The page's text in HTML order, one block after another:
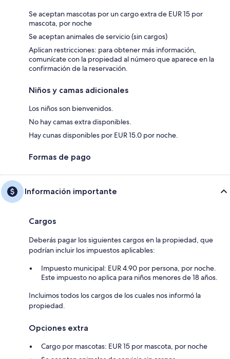
Se aceptan mascotas por un cargo extra de EUR 15 por
mascota, por noche
Se aceptan animales de servicio (sin cargos)
Aplican restricciones: para obtener más información,
comunícate con la propiedad al número que aparece en la
confirmación de la reservación.
Niños y camas adicionales
Los niños son bienvenidos.
No hay camas extra disponibles.
Hay cunas disponibles por EUR 15.0 por noche.
Formas de pago
Información importante
Cargos
Deberás pagar los siguientes cargos en la propiedad, que
podrían incluir los impuestos aplicables:
Impuesto municipal: EUR 4.90 por persona, por noche.
Este impuesto no aplica para niños menores de 18 años.
Incluimos todos los cargos de los cuales nos informó la
propiedad.
Opciones extra
Cargo por mascotas: EUR 15 por mascota, por noche